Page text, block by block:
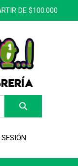
DE $100.000